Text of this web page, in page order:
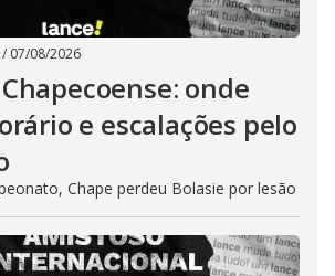
/ 07/08/2026
onde
e escalações pelo
Chape perdeu Bolasie por lesão